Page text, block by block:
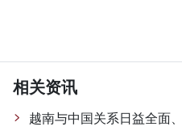
相关资讯
越南与中国关系日益全面